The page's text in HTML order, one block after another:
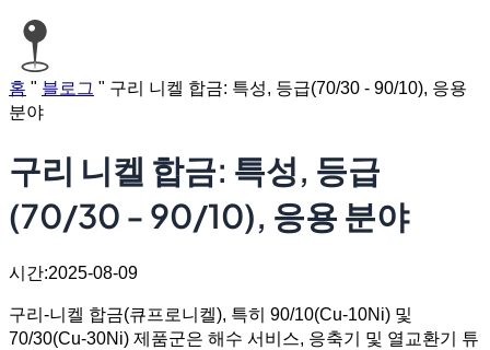
홈 " 블로그 " 구리 니켈 합금: 특성, 등급(70/30 - 90/10), 응용
분야
구리 니켈 합금: 특성, 등급
(70/30 - 90/10), 응용 분야
시간:2025-08-09
구리-니켈 합금(큐프로니켈), 특히 90/10(Cu-10Ni) 및
70/30(Cu-30Ni) 제품군은 해수 서비스, 응축기 및 열교환기 튜